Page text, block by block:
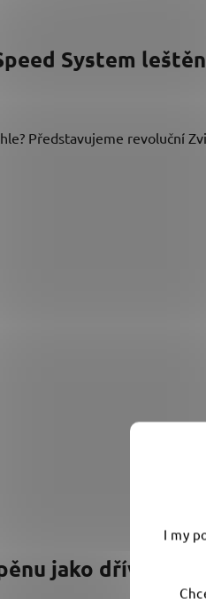
I my
System
Představujeme revoluční
jako dřív?